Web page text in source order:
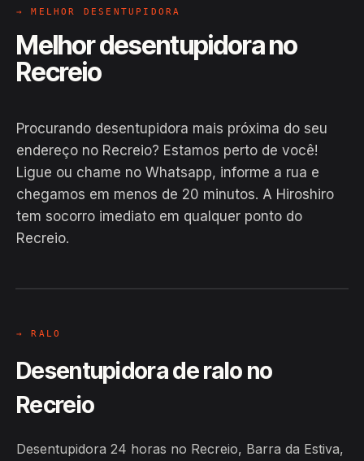
→ MELHOR DESENTUPIDORA
Melhor desentupidora no
Recreio
Procurando desentupidora mais próxima do seu
endereço no Recreio? Estamos perto de você!
Ligue ou chame no Whatsapp, informe a rua e
chegamos em menos de 20 minutos. A Hiroshiro
tem socorro imediato em qualquer ponto do
Recreio.
EM CAMPO
→ RALO
Desentupidora de ralo no
Recreio
Desentupidora 24 horas no Recreio, Barra da Estiva,